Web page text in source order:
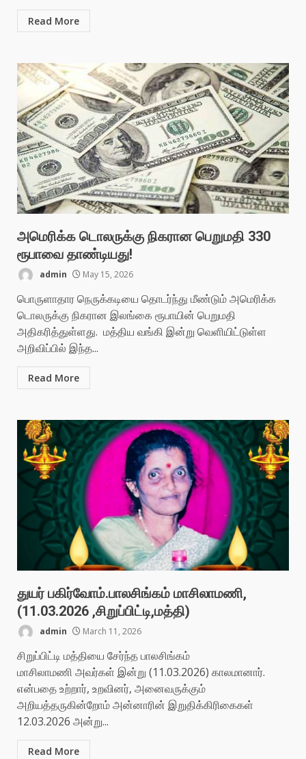
Read More
அமெரிக்க டொலருக்கு நிகரான பெறுமதி 330
ரூபாவை தாண்டியது!
admin May 15, 2026
பொருளாதார நெருக்கடியை தொடர்ந்து மீண்டும் அமெரிக்க
டொலருக்கு நிகரான இலங்கை ரூபாயின் பெறுமதி
அதிகரித்துள்ளது. மத்திய வங்கி இன்று வெளியிட்டுள்ள
அறிவிப்பில் இந்த...
Read More
துயர் பகிர்வோம்.பாலசிங்கம் மாசிலாமணி,
(11.03.2026 ,சிறுப்பிட்டி,மத்தி)
admin March 11, 2026
சிறுப்பிட்டி மத்தியை சேர்ந்த பாலசிங்கம்
மாசிலாமணி அவர்கள் இன்று (11.03.2026) காலமானார்.
என்பதை உற்றார், உறவினர், அனைவருக்கும்
அறியத்தருகின்றோம் அன்னாரின் இறுதிக்கிரிகைகள்
12.03.2026 அன்று...
Read More